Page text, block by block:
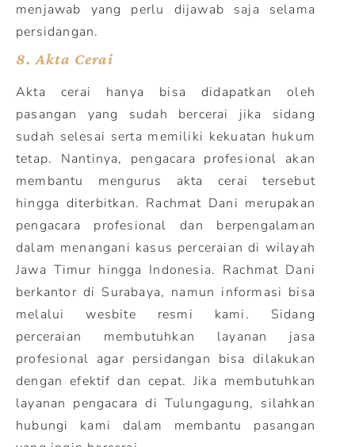
menjawab yang perlu dijawab saja selama
persidangan.
8. Akta Cerai
Akta cerai hanya bisa didapatkan oleh
pasangan yang sudah bercerai jika sidang
sudah selesai serta memiliki kekuatan hukum
tetap. Nantinya, pengacara profesional akan
membantu mengurus akta cerai tersebut
hingga diterbitkan. Rachmat Dani merupakan
pengacara profesional dan berpengalaman
dalam menangani kasus perceraian di wilayah
Jawa Timur hingga Indonesia. Rachmat Dani
berkantor di Surabaya, namun informasi bisa
melalui wesbite resmi kami. Sidang
perceraian membutuhkan layanan jasa
profesional agar persidangan bisa dilakukan
dengan efektif dan cepat. Jika membutuhkan
layanan pengacara di Tulungagung, silahkan
hubungi kami dalam membantu pasangan